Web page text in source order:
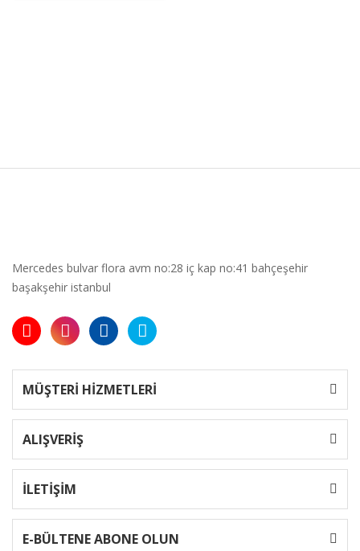
Mercedes bulvar flora avm no:28 iç kap no:41 bahçeşehir
başakşehir istanbul
MÜŞTERİ HİZMETLERİ
ALIŞVERİŞ
İLETİŞİM
E-BÜLTENE ABONE OLUN